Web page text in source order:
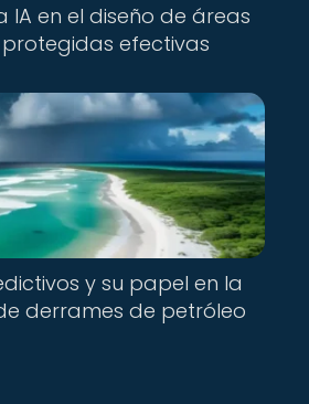
IA en el diseño de áreas
efectivas
y su papel en la
derrames de petróleo